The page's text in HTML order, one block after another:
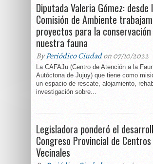
Diputada Valeria Gómez: desde
Comisión de Ambiente
proyectos para la
nuestra fauna
ByPeriódico Ciudadon 07/10/2022
La CAFAJu (Centro de Atención a la
Autóctona de Jujuy) que tiene como
un espacio de rescate, alojamiento,
investigación sobre...
Legisladora ponderó el
Congreso Provincial de Centros
Vecinales